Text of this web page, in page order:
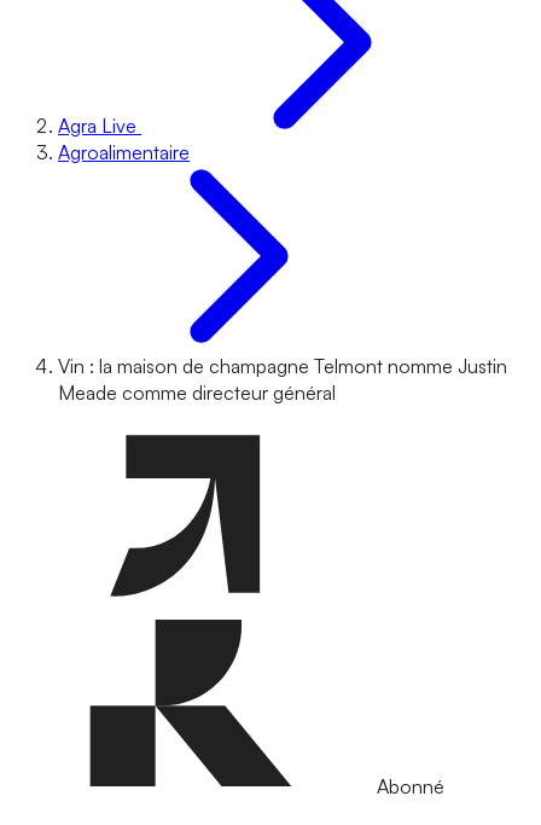
Agra Live
Agroalimentaire
Vin : la maison de champagne Telmont nomme Justin
Meade comme directeur général
Abonné